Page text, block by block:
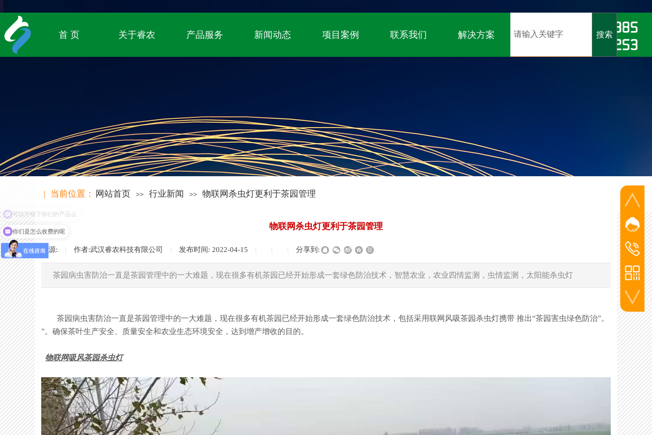
首 页 关于睿农 产品服务 新闻动态 项目案例 联系我们 解决方案 搜索
网站首页 >> 行业新闻 >> 物联网杀虫灯更利于茶园管理
| 当前位置：
物联网杀虫灯更利于茶园管理
来源: | 作者:武汉睿农科技有限公司 | 发布时间: 2022-04-15 | | | 分享到:
茶园病虫害防治一直是茶园管理中的一大难题，现在很多有机茶园已经开始形成一套绿色防治技术，智慧农业，农业四情监测，虫情监测，太阳能杀虫灯
茶园病虫害防治一直是茶园管理中的一大难题，现在很多有机茶园已经开始形成一套绿色防治技术，包括采用联网风吸茶园杀虫灯携带 推出“茶园害虫绿色防治”。
”。确保茶叶生产安全、质量安全和农业生态环境安全，达到增产增收的目的。
物联网吸风茶园杀虫灯
网站客
杨
洪经
洪经理
186-
杨经理
136-
李工
130-
添加微信
联系电话
可以介绍下你们的产品么
你们是怎么收费的呢